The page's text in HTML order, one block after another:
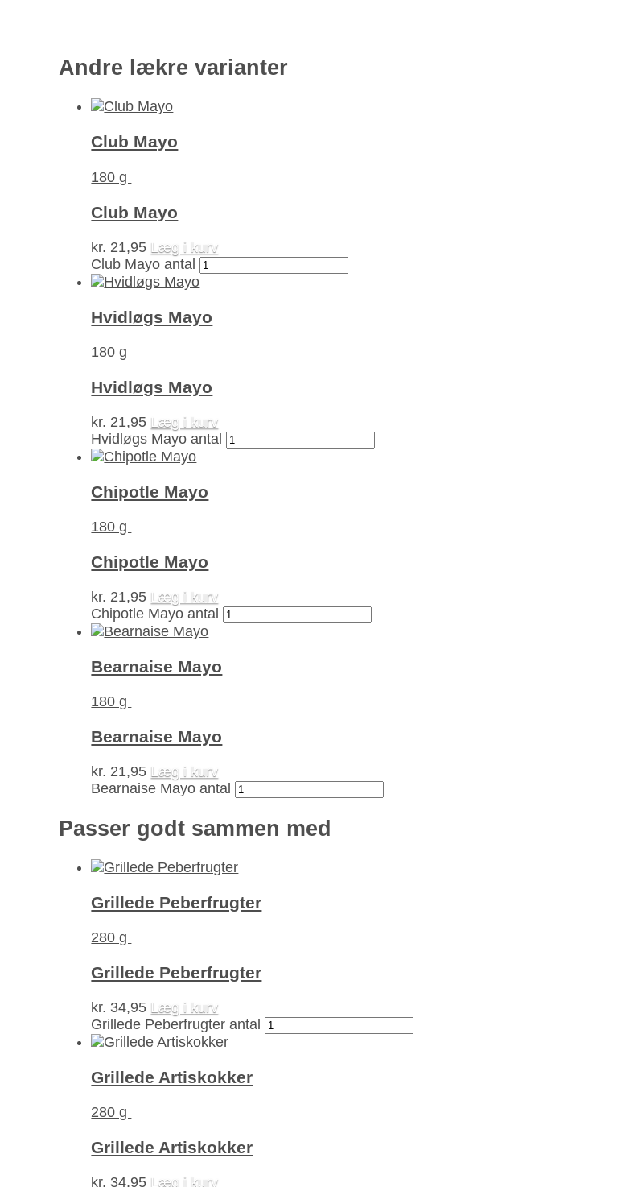
Andre lækre varianter
Club Mayo
180 g
Club Mayo
kr. 21,95 Læg i kurv
Club Mayo antal
Hvidløgs Mayo
180 g
Hvidløgs Mayo
kr. 21,95 Læg i kurv
Hvidløgs Mayo antal
Chipotle Mayo
180 g
Chipotle Mayo
kr. 21,95 Læg i kurv
Chipotle Mayo antal
Bearnaise Mayo
180 g
Bearnaise Mayo
kr. 21,95 Læg i kurv
Bearnaise Mayo antal
Passer godt sammen med
Grillede Peberfrugter
280 g
Grillede Peberfrugter
kr. 34,95 Læg i kurv
Grillede Peberfrugter antal
Grillede Artiskokker
280 g
Grillede Artiskokker
kr. 34,95 Læg i kurv